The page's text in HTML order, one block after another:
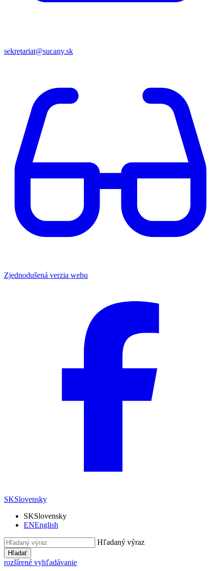
sekretariat@sucany.sk
Zjednodušená verzia webu
SKSlovensky
SKSlovensky
ENEnglish
Hľadaný výraz
Hľadať
rozšírené vyhľadávanie